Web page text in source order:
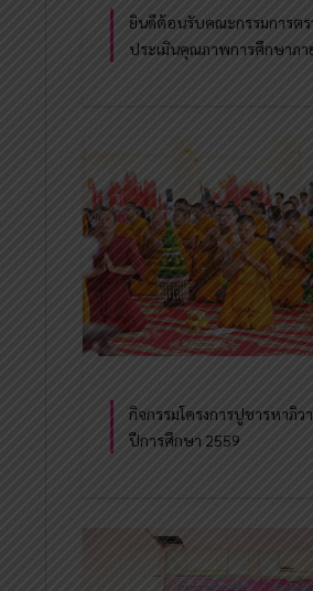
ยินดีต้อนรับคณะกรรมการตร
ประเมินคุณภาพการศึกษาภา
กิจกรรมโครงการปูชารหาภิว
ปีการศึกษา 2559